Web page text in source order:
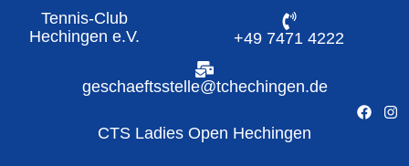
Tennis-Club
Hechingen e.V.
+49 7471 4222
geschaeftsstelle@tchechingen.de
CTS Ladies Open Hechingen